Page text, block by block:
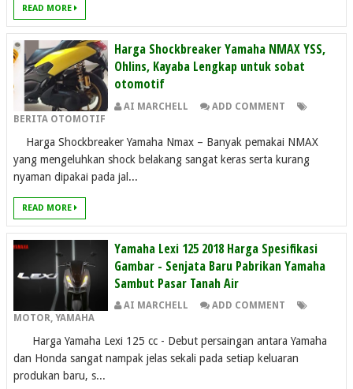
READ MORE
Harga Shockbreaker Yamaha NMAX YSS,
Ohlins, Kayaba Lengkap untuk sobat
otomotif
AI MARCHELL
ADD COMMENT
BERITA OTOMOTIF
Harga Shockbreaker Yamaha Nmax – Banyak pemakai NMAX
yang mengeluhkan shock belakang sangat keras serta kurang
nyaman dipakai pada jal...
READ MORE
Yamaha Lexi 125 2018 Harga Spesifikasi
Gambar - Senjata Baru Pabrikan Yamaha
Sambut Pasar Tanah Air
AI MARCHELL
ADD COMMENT
MOTOR, YAMAHA
Harga Yamaha Lexi 125 cc - Debut persaingan antara Yamaha
dan Honda sangat nampak jelas sekali pada setiap keluaran
produkan baru, s...